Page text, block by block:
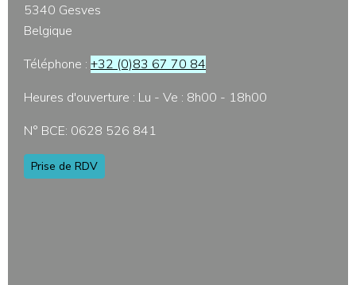
5340 Gesves
Belgique
Téléphone : +32 (0)83 67 70 84
Heures d'ouverture : Lu - Ve : 8h00 - 18h00
N° BCE: 0628 526 841
Prise de RDV